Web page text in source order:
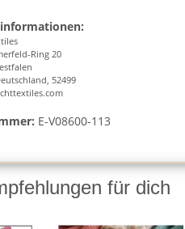
Ring 20
52499
E-V08600-113
für dich